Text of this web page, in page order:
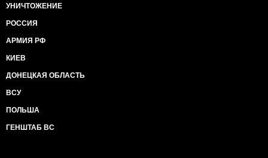
УНИЧТОЖЕНИЕ
РОССИЯ
АРМИЯ РФ
КИЕВ
ДОНЕЦКАЯ ОБЛАСТЬ
ВСУ
ПОЛЬША
ГЕНШТАБ ВС